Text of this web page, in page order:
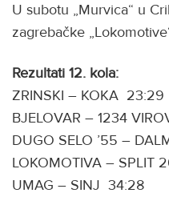
U subotu „Murvica“ u
zagrebačke
Rezultati 12. kola:
ZRINSKI – KOKA 23:29
BJELOVAR – 1234
DUGO SELO ’55 –
LOKOMOTIVA – SPLIT
UMAG – SINJ 34:28